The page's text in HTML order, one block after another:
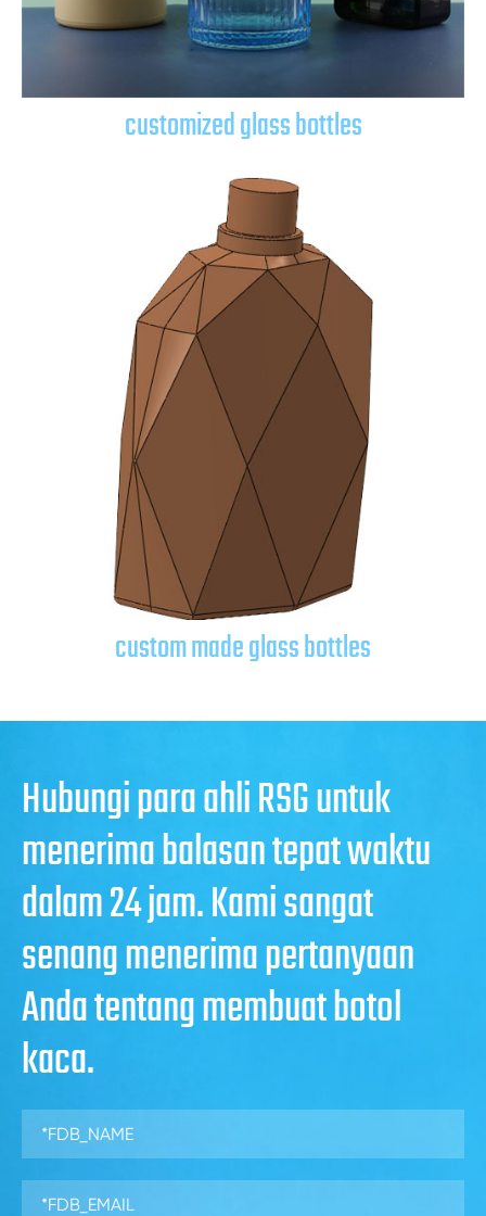
customized glass bottles
custom made glass bottles
Hubungi para ahli RSG untuk
menerima balasan tepat waktu
dalam 24 jam. Kami sangat
senang menerima pertanyaan
Anda tentang membuat botol
kaca.